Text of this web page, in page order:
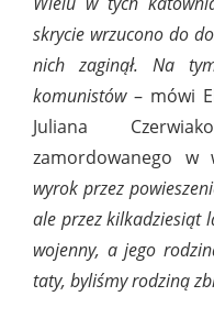
skrycie wrzucono do
nich zaginął. Na
komunistów– mówi
Juliana
zamordowanego w
wyrok przez
ale przez kilkadziesiąt
wojenny, a jego
taty, byliśmy rodziną